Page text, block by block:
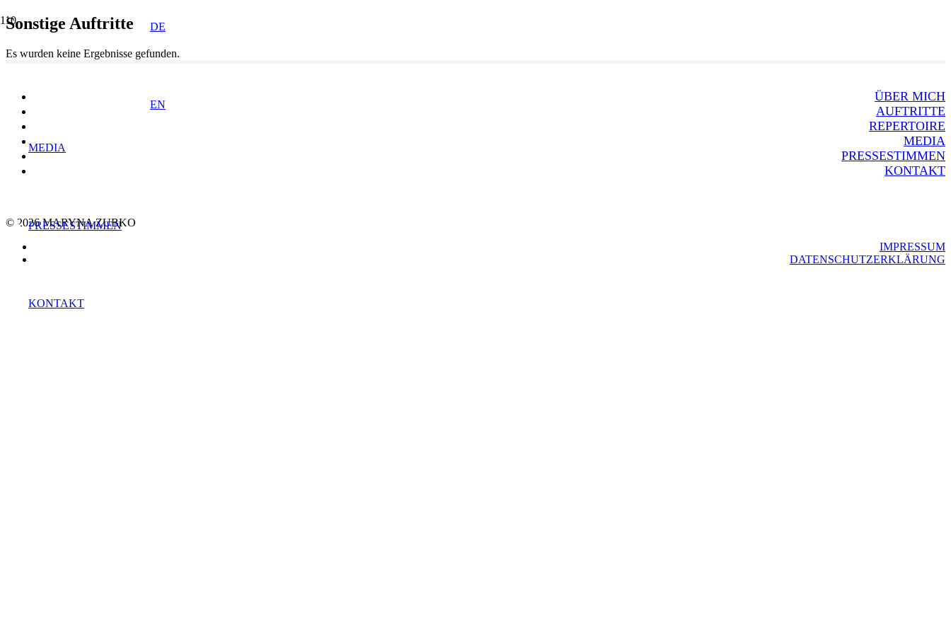
MEDIA
PRESSESTIMMEN
KONTAKT
DE
EN
Sonstige Auftritte
Es wurden keine Ergebnisse gefunden.
ÜBER MICH
AUFTRITTE
REPERTOIRE
MEDIA
PRESSESTIMMEN
KONTAKT
© 2026 MARYNA ZUBKO
IMPRESSUM
DATENSCHUTZERKLÄRUNG